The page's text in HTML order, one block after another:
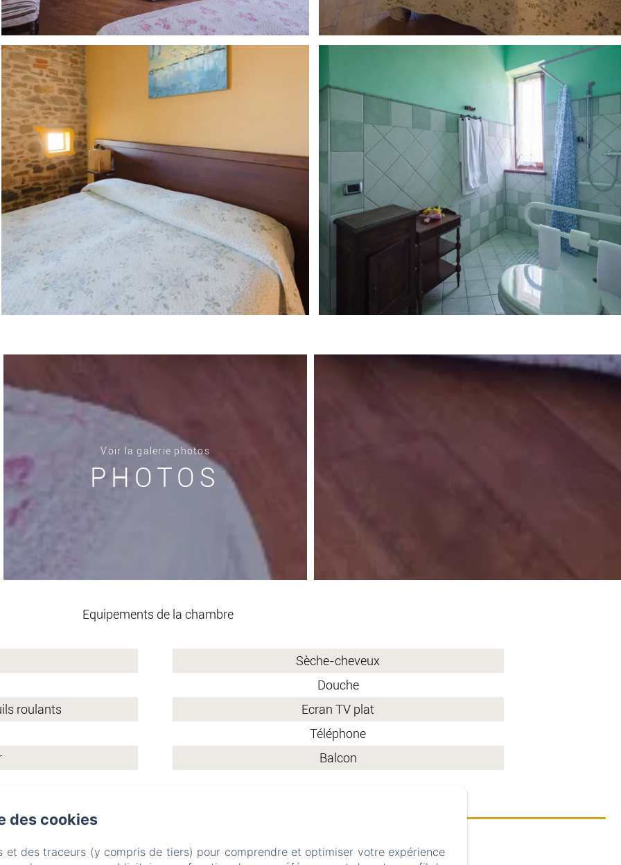
Voir la galerie photos
PHOTOS
Equipements de la chambre
roulants
Sèche-cheveux
Douche
Ecran TV plat
Téléphone
Balcon
All' Ombra Del Castello
des cookies
et des traceurs (y compris de tiers) pour comprendre et optimiser votre expérience